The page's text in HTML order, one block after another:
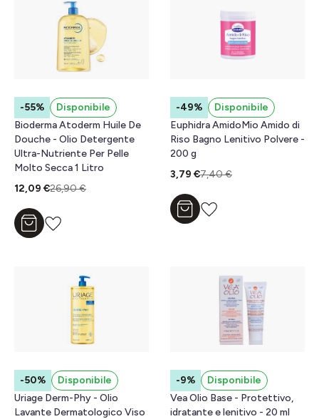
-55%
Disponibile
Bioderma Atoderm Huile De
Douche - Olio Detergente
Ultra-Nutriente Per Pelle
Molto Secca 1 Litro
12,09 €26,90 €
Aggiungi al carrello
-49%
Disponibile
Euphidra AmidoMio Amido di
Riso Bagno Lenitivo Polvere -
200 g
3,79 €7,40 €
Aggiungi al carrello
-50%
Disponibile
Uriage Derm-Phy - Olio
Lavante Dermatologico Viso
-9%
Disponibile
Vea Olio Base - Protettivo,
idratante e lenitivo - 20 ml